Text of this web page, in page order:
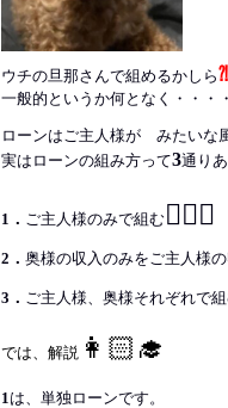
ウチの旦那さんで組めるかしら⁈
一般的というか何となく・・・・
ローンはご主人様が みたいな
実はローンの組み方って3通り
1． ご主人様のみで組む🙎🏻‍♂️
2．奥様の収入のみをご主人様
3． ご主人様、奥様それぞれで
では、解説 👩🏻‍🎓
1 は、単独ローンです。